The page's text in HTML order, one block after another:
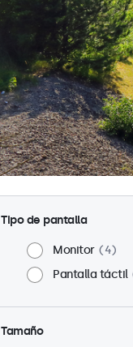
Tipo de pantalla
Monitor
4
Pantalla táctil
Tamaño